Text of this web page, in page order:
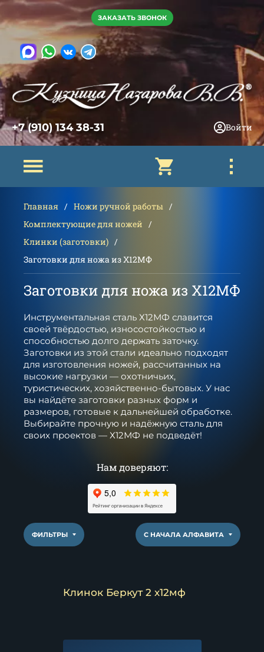
ЗАКАЗАТЬ ЗВОНОК
+7 (910) 134 38-31 Войти
Главная
Ножи ручной работы
Комплектующие для ножей
Клинки (заготовки)
Заготовки для ножа из Х12МФ
Заготовки для ножа из Х12МФ
Инструментальная сталь Х12МФ славится
своей твёрдостью, износостойкостью и
способностью долго держать заточку.
Заготовки из этой стали идеально подходят
для изготовления ножей, рассчитанных на
высокие нагрузки — охотничьих,
туристических, хозяйственно-бытовых. У нас
вы найдёте заготовки разных форм и
размеров, готовые к дальнейшей обработке.
Выбирайте прочную и надёжную сталь для
своих проектов — Х12МФ не подведёт!
Нам доверяют:
ФИЛЬТРЫ С НАЧАЛА АЛФАВИТА
Клинок Беркут 2 х12мф